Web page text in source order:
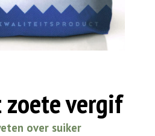
vergif
over suiker